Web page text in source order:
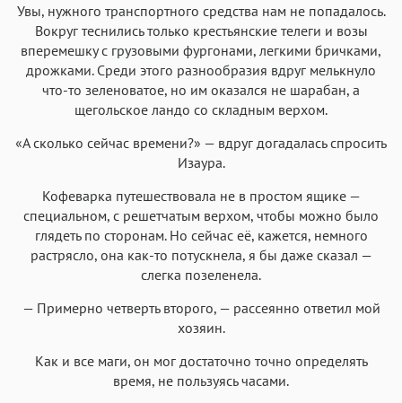
Увы, нужного транспортного средства нам не попадалось.
Вокруг теснились только крестьянские телеги и возы
вперемешку с грузовыми фургонами, легкими бричками,
дрожками. Среди этого разнообразия вдруг мелькнуло
что-то зеленоватое, но им оказался не шарабан, а
щегольское ландо со складным верхом.
«А сколько сейчас времени?» — вдруг догадалась спросить
Изаура.
Кофеварка путешествовала не в простом ящике —
специальном, с решетчатым верхом, чтобы можно было
глядеть по сторонам. Но сейчас её, кажется, немного
растрясло, она как-то потускнела, я бы даже сказал —
слегка позеленела.
— Примерно четверть второго, — рассеянно ответил мой
хозяин.
Как и все маги, он мог достаточно точно определять
время, не пользуясь часами.